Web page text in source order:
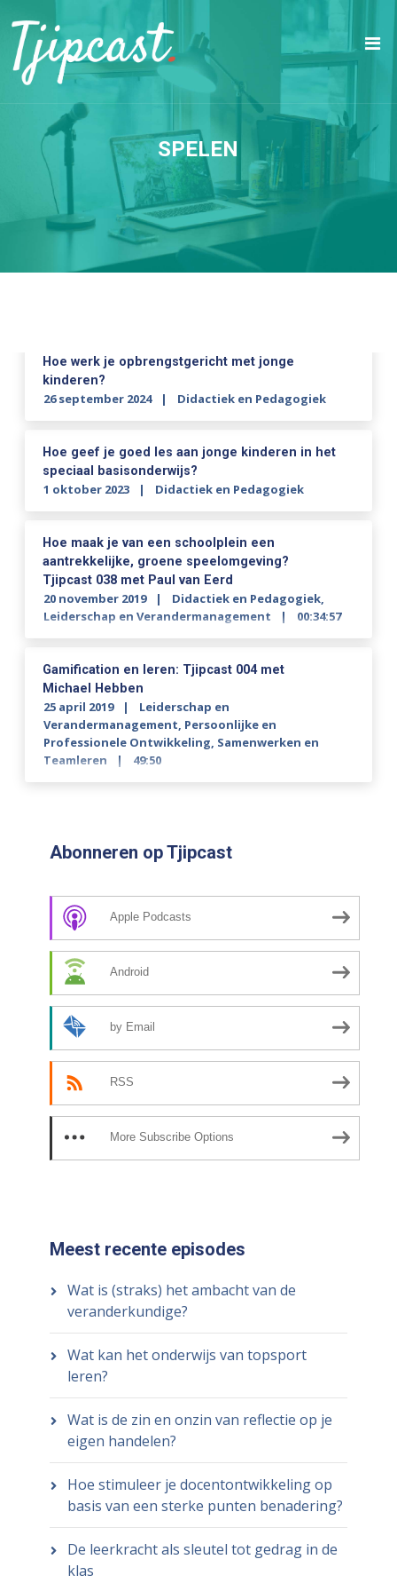
SPELEN
Hoe werk je opbrengstgericht met jonge
kinderen?
26 september 2024 Didactiek en Pedagogiek
Hoe geef je goed les aan jonge kinderen in het
speciaal basisonderwijs?
1 oktober 2023 Didactiek en Pedagogiek
Hoe maak je van een schoolplein een
aantrekkelijke, groene speelomgeving?
Tjipcast 038 met Paul van Eerd
20 november 2019 Didactiek en Pedagogiek,
Leiderschap en Verandermanagement
00:34:57
Gamification en leren: Tjipcast 004 met
Michael Hebben
25 april 2019
Leiderschap en
Verandermanagement, Persoonlijke en
Professionele Ontwikkeling, Samenwerken en
Teamleren
49:50
Abonneren op Tjipcast
Apple Podcasts
Android
by Email
RSS
More Subscribe Options
Meest recente episodes
Wat is (straks) het ambacht van de
veranderkundige?
Wat kan het onderwijs van topsport
leren?
Wat is de zin en onzin van reflectie op je
eigen handelen?
Hoe stimuleer je docentontwikkeling op
basis van een sterke punten benadering?
De leerkracht als sleutel tot gedrag in de
klas